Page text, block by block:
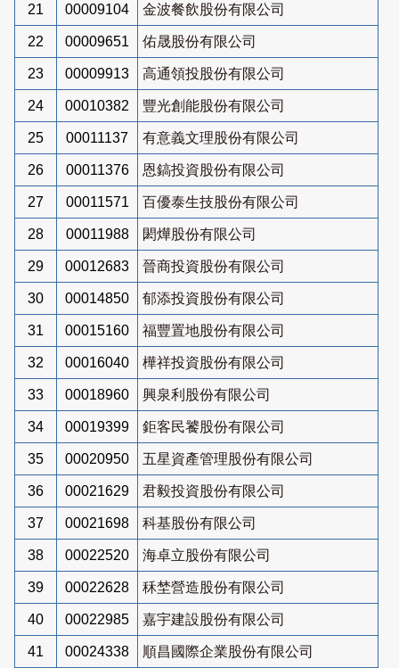
21 00009104 金波餐飲股份有限公司
22 00009651 佑晟股份有限公司
23 00009913 高通領投股份有限公司
24 00010382 豐光創能股份有限公司
25 00011137 有意義文理股份有限公司
26 00011376 恩鎬投資股份有限公司
27 00011571 百優泰生技股份有限公司
28 00011988 閎燁股份有限公司
29 00012683 晉商投資股份有限公司
30 00014850 郁添投資股份有限公司
31 00015160 福豐置地股份有限公司
32 00016040 樺祥投資股份有限公司
33 00018960 興泉利股份有限公司
34 00019399 鉅客民饕股份有限公司
35 00020950 五星資產管理股份有限公司
36 00021629 君毅投資股份有限公司
37 00021698 科基股份有限公司
38 00022520 海卓立股份有限公司
39 00022628 秝埜營造股份有限公司
40 00022985 嘉宇建設股份有限公司
41 00024338 順昌國際企業股份有限公司